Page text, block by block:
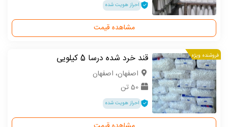
احراز هویت شده
مشاهده قیمت
فروشنده ویژه قند خرد شده درسا 5 کیلویی
اصفهان، اصفهان
50 تن
احراز هویت شده